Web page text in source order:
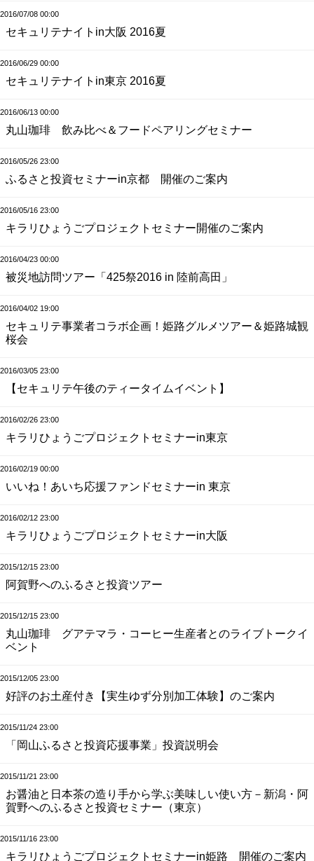
2016/07/08 00:00
セキュリテナイトin大阪 2016夏
2016/06/29 00:00
セキュリテナイトin東京 2016夏
2016/06/13 00:00
丸山珈琲 飲み比べ＆フードペアリングセミナー
2016/05/26 23:00
ふるさと投資セミナーin京都 開催のご案内
2016/05/16 23:00
キラリひょうごプロジェクトセミナー開催のご案内
2016/04/23 00:00
被災地訪問ツアー「425祭2016 in 陸前高田」
2016/04/02 19:00
セキュリテ事業者コラボ企画！姫路グルメツアー＆姫路城観
桜会
2016/03/05 23:00
【セキュリテ午後のティータイムイベント】
2016/02/26 23:00
キラリひょうごプロジェクトセミナーin東京
2016/02/19 00:00
いいね！あいち応援ファンドセミナーin 東京
2016/02/12 23:00
キラリひょうごプロジェクトセミナーin大阪
2015/12/15 23:00
阿賀野へのふるさと投資ツアー
2015/12/15 23:00
丸山珈琲 グアテマラ・コーヒー生産者とのライブトークイ
ベント
2015/12/05 23:00
好評のお土産付き【実生ゆず分別加工体験】のご案内
2015/11/24 23:00
「岡山ふるさと投資応援事業」投資説明会
2015/11/21 23:00
お醤油と日本茶の造り手から学ぶ美味しい使い方－新潟・阿
賀野へのふるさと投資セミナー（東京）
2015/11/16 23:00
キラリひょうごプロジェクトセミナーin姫路 開催のご案内